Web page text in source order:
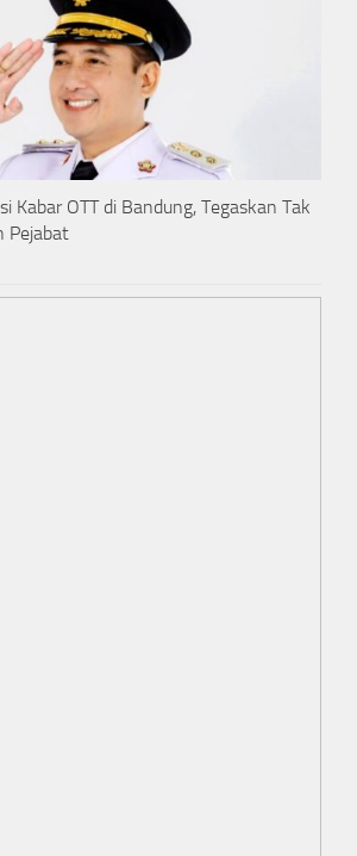
Kabar OTT di Bandung, Tegaskan Tak
Pejabat